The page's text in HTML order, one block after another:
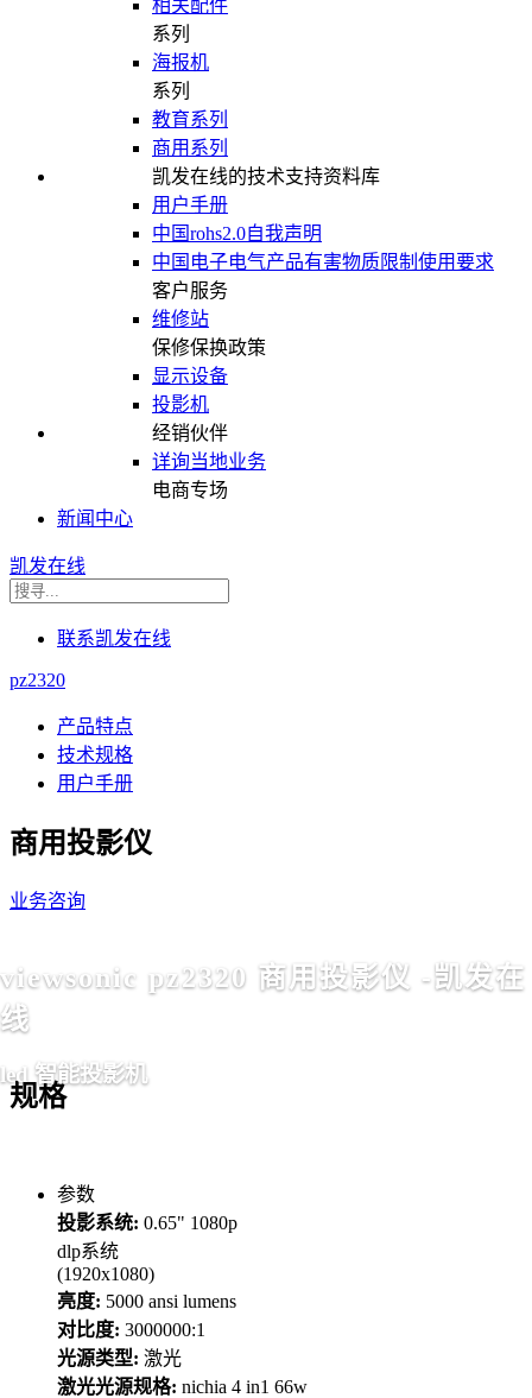
相关配件
系列
海报机
系列
教育系列
商用系列
viewsonic pz2320 商用投影仪 -凯发在
线
led 智能投影机
凯发在线的技术支持资料库
用户手册
中国rohs2.0自我声明
中国电子电气产品有害物质限制使用要求
客户服务
维修站
保修保换政策
显示设备
投影机
经销伙伴
详询当地业务
电商专场
新闻中心
凯发在线
联系凯发在线
pz2320
产品特点
技术规格
用户手册
商用投影仪
业务咨询
规格
参数
投影系统: 0.65" 1080p
dlp系统
(1920x1080)
亮度: 5000 ansi lumens
对比度: 3000000:1
光源类型: 激光
激光光源规格: nichia 4 in1 66w